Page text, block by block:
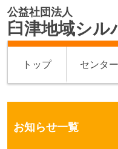
公益社団法人
臼津地域シル
トップ センタ
お知らせ一覧